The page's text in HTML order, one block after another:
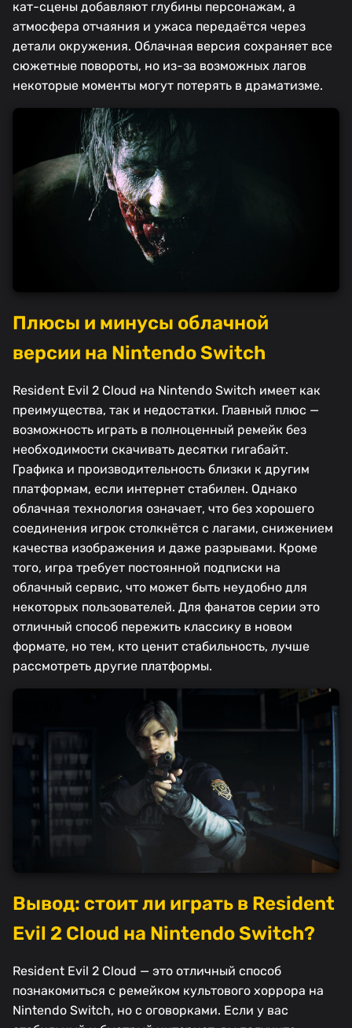
кат-сцены добавляют глубины персонажам, а
атмосфера отчаяния и ужаса передаётся через
детали окружения. Облачная версия сохраняет все
сюжетные повороты, но из-за возможных лагов
некоторые моменты могут потерять в драматизме.
Плюсы и минусы облачной
версии на Nintendo Switch
Resident Evil 2 Cloud на Nintendo Switch имеет как
преимущества, так и недостатки. Главный плюс —
возможность играть в полноценный ремейк без
необходимости скачивать десятки гигабайт.
Графика и производительность близки к другим
платформам, если интернет стабилен. Однако
облачная технология означает, что без хорошего
соединения игрок столкнётся с лагами, снижением
качества изображения и даже разрывами. Кроме
того, игра требует постоянной подписки на
облачный сервис, что может быть неудобно для
некоторых пользователей. Для фанатов серии это
отличный способ пережить классику в новом
формате, но тем, кто ценит стабильность, лучше
рассмотреть другие платформы.
Вывод: стоит ли играть в Resident
Evil 2 Cloud на Nintendo Switch?
Resident Evil 2 Cloud — это отличный способ
познакомиться с ремейком культового хоррора на
Nintendo Switch, но с оговорками. Если у вас